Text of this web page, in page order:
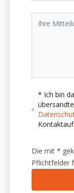
* Ich bin
Die mit *
Pflichtfelder